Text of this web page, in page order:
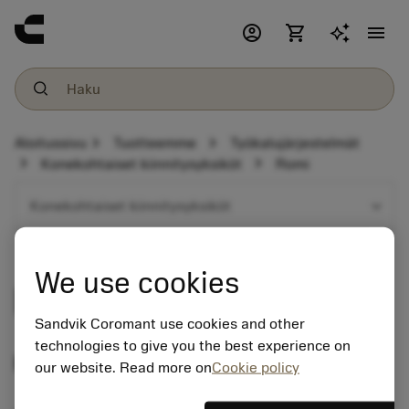
account_circle shopping_cart menu
Aloitussivu chevron_right Tuotteemme chevron_right Työkalujärjestelmät
Konekohtaiset kiinnitysyksiköt Romi
Romi
Pidinohjelma
We use cookies
Sandvik Coromant use cookies and other
technologies to give you the best experience on
our website. Read more onCookie policy